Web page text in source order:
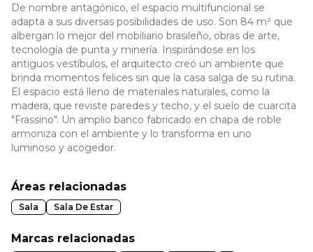
De nombre antagónico, el espacio multifuncional se
adapta a sus diversas posibilidades de uso. Son 84 m² que
albergan lo mejor del mobiliario brasileño, obras de arte,
tecnología de punta y minería. Inspirándose en los
antiguos vestíbulos, el arquitecto creó un ambiente que
brinda momentos felices sin que la casa salga de su rutina.
El espacio está lleno de materiales naturales, como la
madera, que reviste paredes y techo, y el suelo de cuarcita
"Frassino". Un amplio banco fabricado en chapa de roble
armoniza con el ambiente y lo transforma en uno
luminoso y acogedor.
Áreas relacionadas
Sala Sala De Estar
Marcas relacionadas